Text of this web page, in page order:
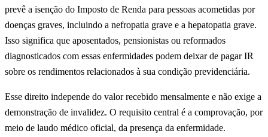
prevê a isenção do Imposto de Renda para pessoas acometidas por
doenças graves, incluindo a nefropatia grave e a hepatopatia grave.
Isso significa que aposentados, pensionistas ou reformados
diagnosticados com essas enfermidades podem deixar de pagar IR
sobre os rendimentos relacionados à sua condição previdenciária.
Esse direito independe do valor recebido mensalmente e não exige a
demonstração de invalidez. O requisito central é a comprovação, por
meio de laudo médico oficial, da presença da enfermidade.